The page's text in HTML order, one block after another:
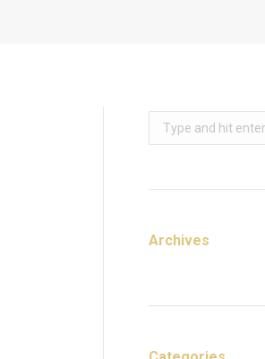
Search:
Archives